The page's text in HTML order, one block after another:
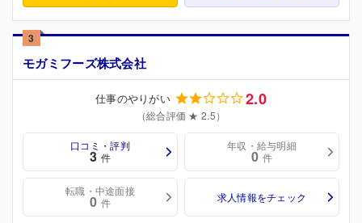
3
モガミフーズ株式会社
仕事のやりがい 2.0
（総合評価 ★ 2.5）
口コミ・評判
3 件
年収・給与明細
0 件
転職・中途面接
0 件 求人情報をチェック